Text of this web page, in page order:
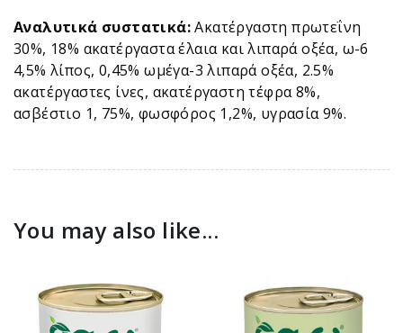
Αναλυτικά συστατικά:Ακατέργαστη πρωτεΐνη
30%, 18% ακατέργαστα έλαια και λιπαρά οξέα, ω-6
4,5% λίπος, 0,45% ωμέγα-3 λιπαρά οξέα, 2.5%
ακατέργαστες ίνες, ακατέργαστη τέφρα 8%,
ασβέστιο 1, 75%, φωσφόρος 1,2%, υγρασία 9%.
You may also like...